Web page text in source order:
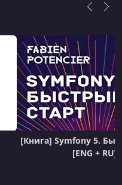
[Книга] Symfony 5.
[ENG + RU]